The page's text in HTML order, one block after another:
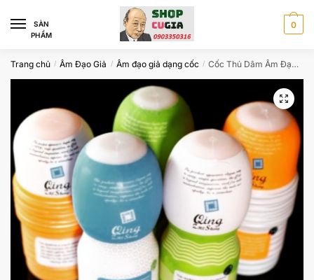
navigation
content
SÀN
PHẨM
0
Trang chủ / Âm Đạo Giả / Âm đạo giả dạng cốc / Cốc Thủ Dâm Âm Đạo Giả CAD7787